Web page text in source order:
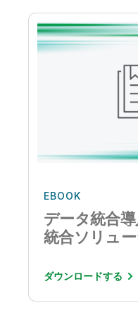
EBOOK
データ統合
統合ソリュ
ダウンロードする